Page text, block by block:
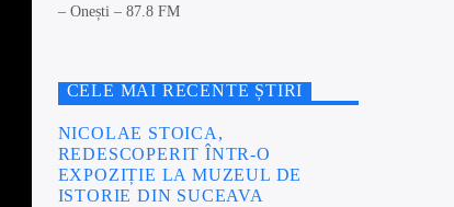
– Onești – 87.8 FM
CELE MAI RECENTE ȘTIRI
NICOLAE STOICA,
REDESCOPERIT ÎNTR-O
EXPOZIȚIE LA MUZEUL DE
ISTORIE DIN SUCEAVA